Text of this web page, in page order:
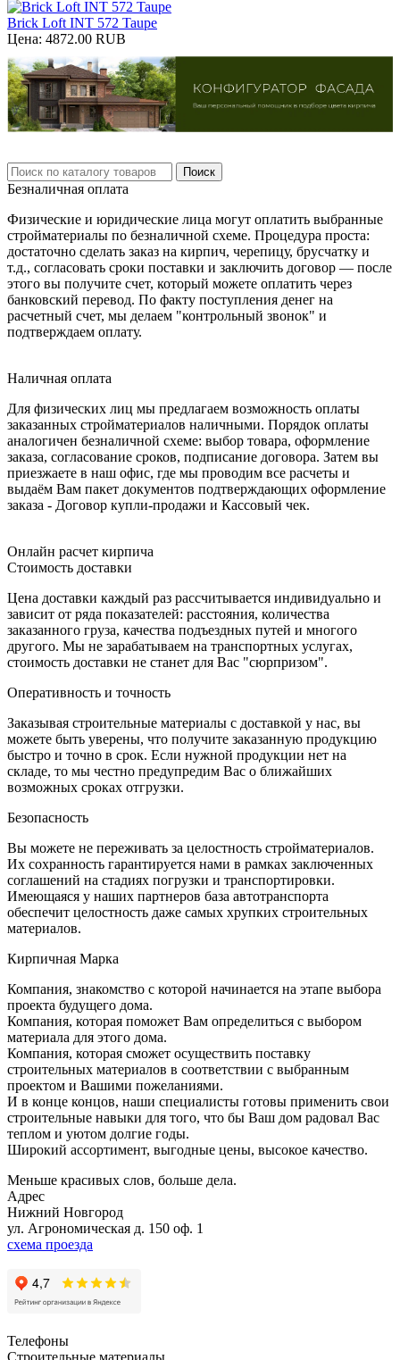
Brick Loft INT 572 Taupe
Цена: 4872.00 RUB
Безналичная оплата
Физические и юридические лица могут оплатить выбранные
стройматериалы по безналичной схеме. Процедура проста:
достаточно сделать заказ на кирпич, черепицу, брусчатку и
т.д., согласовать сроки поставки и заключить договор — после
этого вы получите счет, который можете оплатить через
банковский перевод. По факту поступления денег на
расчетный счет, мы делаем "контрольный звонок" и
подтверждаем оплату.
Наличная оплата
Для физических лиц мы предлагаем возможность оплаты
заказанных стройматериалов наличными. Порядок оплаты
аналогичен безналичной схеме: выбор товара, оформление
заказа, согласование сроков, подписание договора. Затем вы
приезжаете в наш офис, где мы проводим все расчеты и
выдаём Вам пакет документов подтверждающих оформление
заказа - Договор купли-продажи и Кассовый чек.
Онлайн расчет кирпича
Стоимость доставки
Цена доставки каждый раз рассчитывается индивидуально и
зависит от ряда показателей: расстояния, количества
заказанного груза, качества подъездных путей и многого
другого. Мы не зарабатываем на транспортных услугах,
стоимость доставки не станет для Вас "сюрпризом".
Оперативность и точность
Заказывая строительные материалы с доставкой у нас, вы
можете быть уверены, что получите заказанную продукцию
быстро и точно в срок. Если нужной продукции нет на
складе, то мы честно предупредим Вас о ближайших
возможных сроках отгрузки.
Безопасность
Вы можете не переживать за целостность стройматериалов.
Их сохранность гарантируется нами в рамках заключенных
соглашений на стадиях погрузки и транспортировки.
Имеющаяся у наших партнеров база автотранспорта
обеспечит целостность даже самых хрупких строительных
материалов.
Кирпичная Марка
Компания, знакомство с которой начинается на этапе выбора
проекта будущего дома.
Компания, которая поможет Вам определиться с выбором
материала для этого дома.
Компания, которая сможет осуществить поставку
строительных материалов в соответствии с выбранным
проектом и Вашими пожеланиями.
И в конце концов, наши специалисты готовы применить свои
строительные навыки для того, что бы Ваш дом радовал Вас
теплом и уютом долгие годы.
Широкий ассортимент, выгодные цены, высокое качество.
Меньше красивых слов, больше дела.
Адрес
Нижний Новгород
ул. Агрономическая д. 150 оф. 1
схема проезда
Телефоны
Строительные материалы